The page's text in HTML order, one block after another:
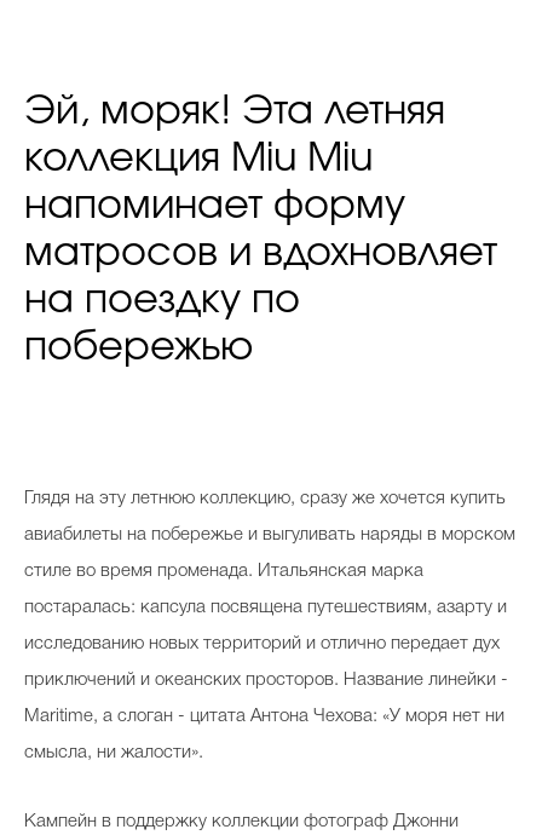
Эй, моряк! Эта летняя
коллекция Miu Miu
напоминает форму
матросов и вдохновляет
на поездку по
побережью
Глядя на эту летнюю коллекцию, сразу же хочется купить
авиабилеты на побережье и выгуливать наряды в морском
стиле во время променада. Итальянская марка
постаралась: капсула посвящена путешествиям, азарту и
исследованию новых территорий и отлично передает дух
приключений и океанских просторов. Название линейки -
Maritime, а слоган - цитата Антона Чехова: «У моря нет ни
смысла, ни жалости».
Кампейн в поддержку коллекции фотограф Джонни